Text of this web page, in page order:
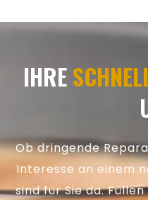
IHRE
Ob dringende
Interesse an einem
sind für Sie da.